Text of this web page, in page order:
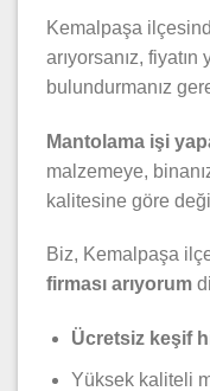
Kemalpaşa
arıyorsanız,
bulundurmanız
Mantolama işi
malzemeye,
kalitesine göre
Biz, Kemalpaşa
firması arıyorum
Ücretsiz keşif
Yüksek kaliteli